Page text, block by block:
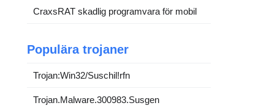
CraxsRAT skadlig programvara för mobil
Populära trojaner
Trojan:Win32/Suschil!rfn
Trojan.Malware.300983.Susgen